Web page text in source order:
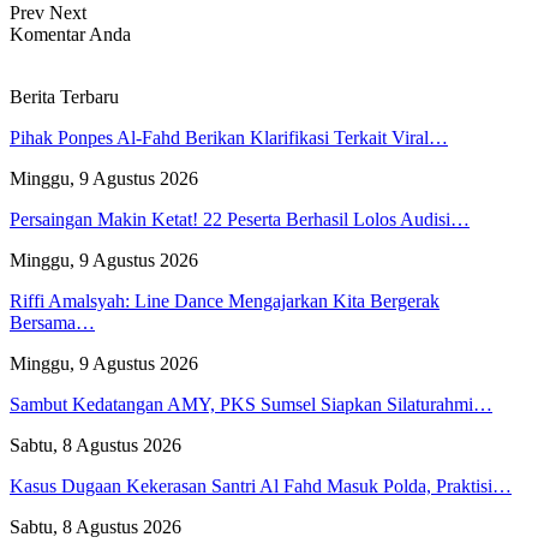
Prev Next
Komentar Anda
Berita Terbaru
Pihak Ponpes Al-Fahd Berikan Klarifikasi Terkait Viral…
Minggu, 9 Agustus 2026
Persaingan Makin Ketat! 22 Peserta Berhasil Lolos Audisi…
Minggu, 9 Agustus 2026
Riffi Amalsyah: Line Dance Mengajarkan Kita Bergerak
Bersama…
Minggu, 9 Agustus 2026
Sambut Kedatangan AMY, PKS Sumsel Siapkan Silaturahmi…
Sabtu, 8 Agustus 2026
Kasus Dugaan Kekerasan Santri Al Fahd Masuk Polda, Praktisi…
Sabtu, 8 Agustus 2026